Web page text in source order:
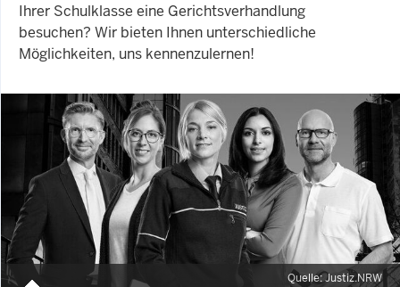
Ihrer Schulklasse eine Gerichtsverhandlung
besuchen? Wir bieten Ihnen unterschiedliche
Möglichkeiten, uns kennenzulernen!
Quelle: Justiz.NRW